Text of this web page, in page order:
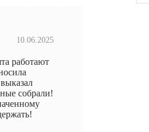
10.06.2025
работают
собрали!